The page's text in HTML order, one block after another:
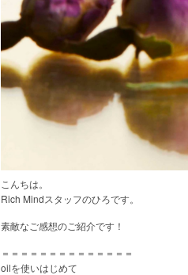
こんちは。
Rich Mindスタッフのひろです。
素敵なご感想のご紹介です！
＝＝＝＝＝＝＝＝＝＝＝＝＝＝
oilを使いはじめて